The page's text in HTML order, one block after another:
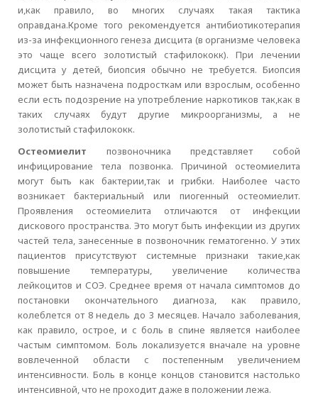
и,как правило, во многих случаях такая тактика
оправдана.Кроме того рекомендуется антибиотикотерапия
из-за инфекционного генеза дисцита (в организме человека
это чаще всего золотистый стафилококк). При лечении
дисцита у детей, биопсия обычно не требуется. Биопсия
может быть назначена подросткам или взрослым, особенно
если есть подозрение на употребление наркотиков так,как в
таких случаях будут другие микроорганизмы, а не
золотистый стафилококк.
Остеомиелит позвоночника представляет собой
инфицирование тела позвонка. Причиной остеомиелита
могут быть как бактерии,так и грибки. Наиболее часто
возникает бактериальный или пиогенный остеомиелит.
Проявления остеомиелита отличаются от инфекции
дискового пространства. Это могут быть инфекции из других
частей тела, занесенные в позвоночник гематогенно. У этих
пациентов присутствуют системные признаки такие,как
повышение температуры, увеличение количества
лейкоцитов и СОЭ. Среднее время от начала симптомов до
постановки окончательного диагноза, как правило,
колеблется от 8 недель до 3 месяцев. Начало заболевания,
как правило, острое, и с боль в спине является наиболее
частым симптомом. Боль локализуется вначале на уровне
вовлеченной области с постепенным увеличением
интенсивности. Боль в конце концов становится настолько
интенсивной, что не проходит даже в положении лежа.